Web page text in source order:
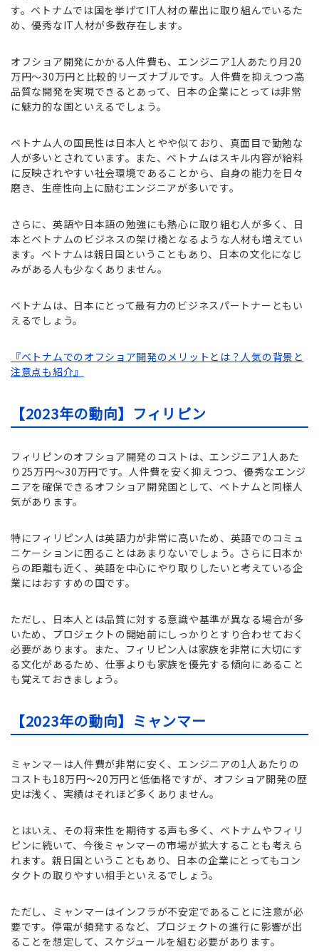
す。ベトナムでは国を挙げてIT人材の輩出に取り組んでいるた
め、優秀なIT人材が多数存在します。
オフショア開発にかかる人件費も、エンジニア1人あたり月20
万円～30万円と比較的リーズナブルです。人件費を抑えつつ高
品質な開発を実現できるとあって、日本の企業にとっては非常
に魅力的な国といえるでしょう。
ベトナム人の国民性は日本人とやや似ており、真面目で勤勉な
人が多いとされています。また、ベトナムはスキル内容が給料
に反映されやすい社会環境であることから、自身の能力を日々
磨き、生産性向上に励むエンジニアが多いです。
さらに、英語や日本語の勉強にも熱心に取り組む人が多く、日
本とベトナムのビジネスの架け橋となるような人材も増えてい
ます。ベトナムは親日国ということもあり、日本の文化になじ
みがある人も少なくありません。
ベトナムは、日本にとって最有力のビジネスパートナーともい
えるでしょう。
『ベトナムでのオフショア開発のメリットとは？人気の背景と
注意点も紹介』
【2023年の動向】フィリピン
フィリピンのオフショア開発のコストは、エンジニア1人あた
り25万円～30万円です。人件費を安く抑えつつ、優秀なエンジ
ニアを確保できるオフショア開発国として、ベトナムと同様人
気があります。
特にフィリピン人は英語力が非常に高いため、英語でのコミュ
ニケーションに困ることはあまりないでしょう。さらに日本か
らの距離も近く、英語を中心にやり取りしたいと考えている企
業にはおすすめの国です。
ただし、日本人とは品質に対する意識や基準が異なる場合が多
いため、プロジェクトの開始前にしっかりとすり合わせておく
必要があります。また、フィリピン人は家族を非常に大切にす
る文化があるため、仕事よりも家族を優先する傾向にあること
も覚えておきましょう。
【2023年の動向】ミャンマー
ミャンマーは人件費が非常に安く、エンジニアの1人あたりの
コストも18万円～20万円と低価格ですが、オフショア開発の歴
史は浅く、実績はそれほど多くありません。
とはいえ、その将来性を期待する声も多く、ベトナムやフィリ
ピンに続いて、今後ミャンマーの市場が拡大することも考えら
れます。親日国ということもあり、日本の企業にとってもコン
タクトの取りやすい相手といえるでしょう。
ただし、ミャンマーはインフラが不安定であることに注意が必
要です。停電が頻発するなど、プロジェクトの進行に影響が出
ることを想定して、スケジュールを組む必要があります。